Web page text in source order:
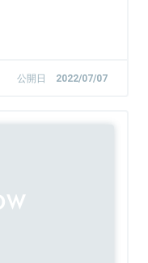
公開日 2022/07/07